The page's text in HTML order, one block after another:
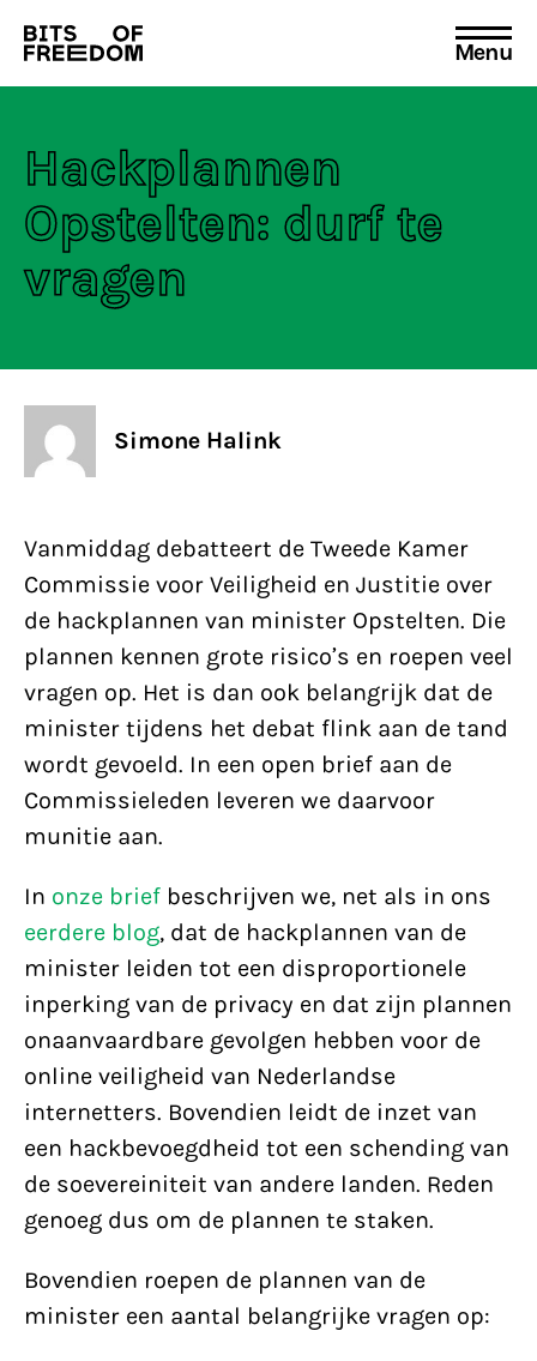
Search
for:
Menu
Hackplannen
Opstelten: durf te
vragen
Simone Halink
Vanmiddag debatteert de Tweede Kamer
Commissie voor Veiligheid en Justitie over
de hackplannen van minister Opstelten. Die
plannen kennen grote risico’s en roepen veel
vragen op. Het is dan ook belangrijk dat de
minister tijdens het debat flink aan de tand
wordt gevoeld. In een open brief aan de
Commissieleden leveren we daarvoor
munitie aan.
In onze brief beschrijven we, net als in ons
eerdere blog, dat de hackplannen van de
minister leiden tot een disproportionele
inperking van de privacy en dat zijn plannen
onaanvaardbare gevolgen hebben voor de
online veiligheid van Nederlandse
internetters. Bovendien leidt de inzet van
een hackbevoegdheid tot een schending van
de soevereiniteit van andere landen. Reden
genoeg dus om de plannen te staken.
Bovendien roepen de plannen van de
minister een aantal belangrijke vragen op: